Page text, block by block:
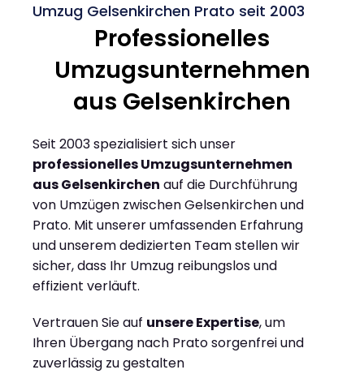
Umzug Gelsenkirchen Prato seit 2003
Professionelles
Umzugsunternehmen
aus Gelsenkirchen
Seit 2003 spezialisiert sich unser
professionelles Umzugsunternehmen
aus Gelsenkirchen auf die Durchführung
von Umzügen zwischen Gelsenkirchen und
Prato. Mit unserer umfassenden Erfahrung
und unserem dedizierten Team stellen wir
sicher, dass Ihr Umzug reibungslos und
effizient verläuft.
Vertrauen Sie auf unsere Expertise, um
Ihren Übergang nach Prato sorgenfrei und
zuverlässig zu gestalten